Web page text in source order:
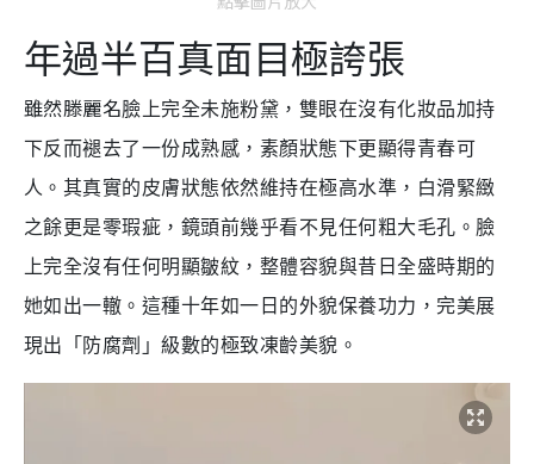
年過半百真面目極誇張
雖然滕麗名臉上完全未施粉黛，雙眼在沒有化妝品加持
下反而褪去了一份成熟感，素顏狀態下更顯得青春可
人。其真實的皮膚狀態依然維持在極高水準，白滑緊緻
之餘更是零瑕疵，鏡頭前幾乎看不見任何粗大毛孔。臉
上完全沒有任何明顯皺紋，整體容貌與昔日全盛時期的
她如出一轍。這種十年如一日的外貌保養功力，完美展
現出「防腐劑」級數的極致凍齡美貌。